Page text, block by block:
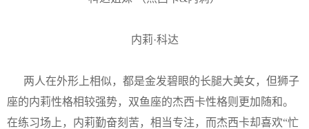
内莉·科达
两人在外形上相似，都是金发碧眼的长腿大美女，但狮子
座的内莉性格相较强势，双鱼座的杰西卡性格则更加随和。
在练习场上，内莉勤奋刻苦，相当专注，而杰西卡却喜欢“忙